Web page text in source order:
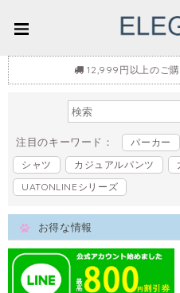
12,999円以上のご
注目のキーワード： パーカー
シャツ
カジュアルパンツ
UATONLINEシリーズ
お得な情報